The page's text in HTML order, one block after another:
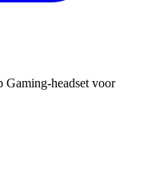
headset voor